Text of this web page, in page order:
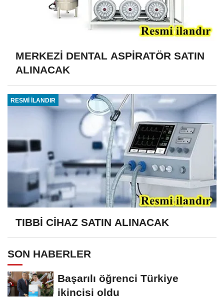
MERKEZİ DENTAL ASPİRATÖR SATIN
ALINACAK
RESMİ İLANDIR
TIBBİ CİHAZ SATIN ALINACAK
SON HABERLER
Başarılı öğrenci Türkiye
ikincisi oldu